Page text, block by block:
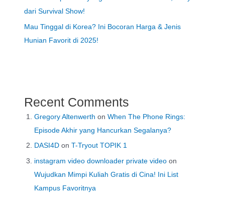
dari Survival Show!
Mau Tinggal di Korea? Ini Bocoran Harga & Jenis
Hunian Favorit di 2025!
Recent Comments
Gregory Altenwerth onWhen The Phone Rings:
Episode Akhir yang Hancurkan Segalanya?
DASI4D onT-Tryout TOPIK 1
instagram video downloader private video on
Wujudkan Mimpi Kuliah Gratis di Cina! Ini List
Kampus Favoritnya